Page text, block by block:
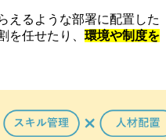
えるような部署に配置した
を任せたり、 環境や制度を